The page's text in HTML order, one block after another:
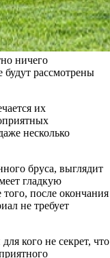
ничего
рассмотрены
их
несколько
бруса, выглядит
гладкую
после окончания
не требует
кого не секрет, что